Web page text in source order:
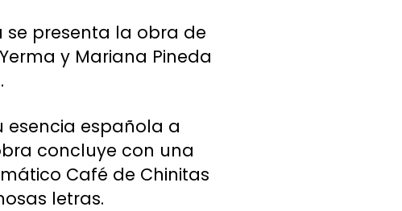
se presenta la obra de
y Mariana Pineda
esencia española a
concluye con una
Café de Chinitas
letras.